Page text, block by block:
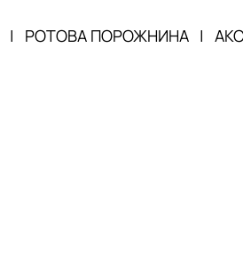
| РОТОВА ПОРОЖНИНА |